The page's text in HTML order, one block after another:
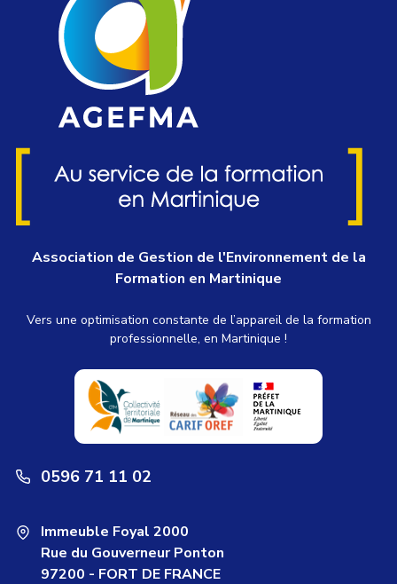
Association de Gestion de l'Environnement de la
Formation en Martinique
Vers une optimisation constante de l’appareil de la formation
professionnelle, en Martinique !
0596 71 11 02
Immeuble Foyal 2000
Rue du Gouverneur Ponton
97200 - FORT DE FRANCE